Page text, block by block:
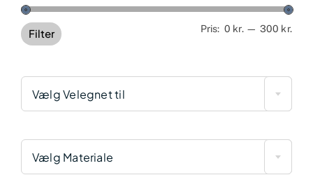
Filter Pris: 0 kr.— 300 kr.
Vælg Velegnet til
Vælg Materiale